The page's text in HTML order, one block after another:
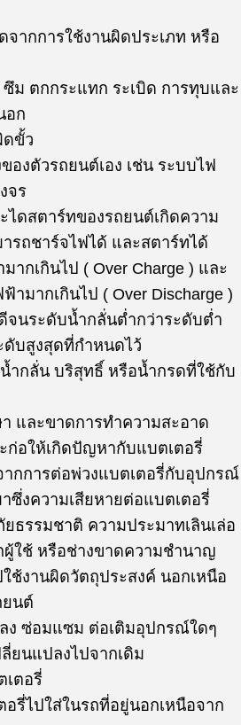
จากการใช้งานผิดประเภท หรือ
ม ตกกระแทก ระเบิด การทุบและ
อก
ดขั้ว
องตัวรถยนต์เอง เช่น ระบบไฟ
จร
ไดสตาร์ทของรถยนต์เกิดความ
รถชาร์จไฟได้ และสตาร์ทได้
ากเกินไป ( Over Charge ) และ
ามากเกินไป ( Over Discharge )
จนระดับน้ำกลั่นต่ำกว่าระดับต่ำ
ดับสูงสุดที่กำหนดไว้
ำกลั่น บริสุทธิ์ หรือน้ำกรดที่ใช้กับ
และขาดการทำความสะอาด
ก่อให้เกิดปัญหากับแบตเตอรี่
ากการต่อพ่วงแบตเตอรี่กับอุปกรณ์
ซึ่งความเสียหายต่อแบตเตอรี่
ยธรรมชาติ ความประมาทเลินเล่อ
ผู้ใช้ หรือช่างขาดความชำนาญ
ช้งานผิดวัตถุประสงค์ นอกเหนือ
ยนต์
ง ซ่อมแซม ต่อเติมอุปกรณ์ใดๆ
ยนแปลงไปจากเดิม
เตอรี่
รี่ไปใส่ในรถที่อยู่นอกเหนือจาก